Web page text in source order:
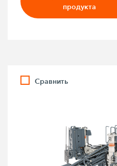
продукта
Сравнить